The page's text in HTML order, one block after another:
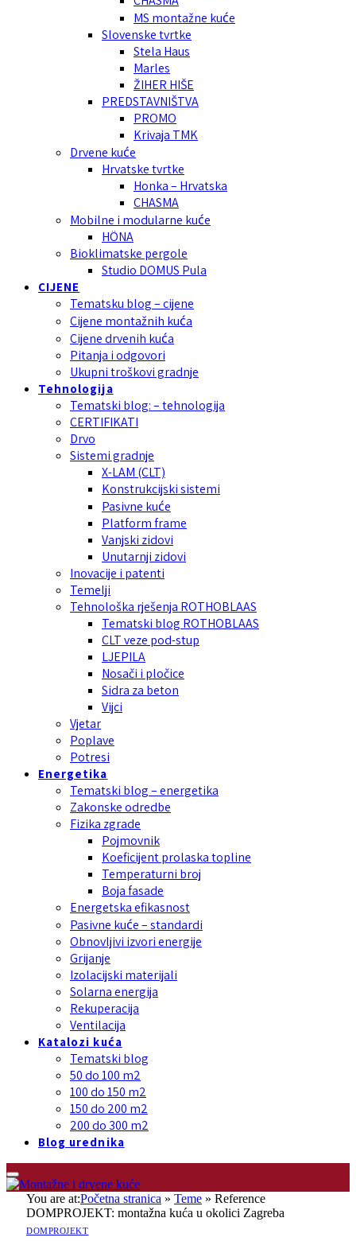
MS montažne kuće
Slovenske tvrtke
Stela Haus
Marles
ŽIHER HIŠE
PREDSTAVNIŠTVA
PROMO
Krivaja TMK
Drvene kuće
Hrvatske tvrtke
Honka – Hrvatska
CHASMA
Mobilne i modularne kuće
HÖNA
Bioklimatske pergole
Studio DOMUS Pula
CIJENE
Tematsku blog – cijene
Cijene montažnih kuća
Cijene drvenih kuća
Pitanja i odgovori
Ukupni troškovi gradnje
Tehnologija
Tematski blog: – tehnologija
CERTIFIKATI
Drvo
Sistemi gradnje
X-LAM (CLT)
Konstrukcijski sistemi
Pasivne kuće
Platform frame
Vanjski zidovi
Unutarnji zidovi
Inovacije i patenti
Temelji
Tehnološka rješenja ROTHOBLAAS
Tematski blog ROTHOBLAAS
CLT veze pod-stup
LJEPILA
Nosači i pločice
Sidra za beton
Vijci
Vjetar
Poplave
Potresi
Energetika
Tematski blog – energetika
Zakonske odredbe
Fizika zgrade
Pojmovnik
Koeficijent prolaska topline
Temperaturni broj
Boja fasade
Energetska efikasnost
Pasivne kuće – standardi
Obnovljivi izvori energije
Grijanje
Izolacijski materijali
Solarna energija
Rekuperacija
Ventilacija
Katalozi kuća
Tematski blog
50 do 100 m2
100 do 150 m2
150 do 200 m2
200 do 300 m2
Blog urednika
You are at:Početna stranica » Teme » Reference
DOMPROJEKT: montažna kuća u okolici Zagreba
DOMPROJEKT